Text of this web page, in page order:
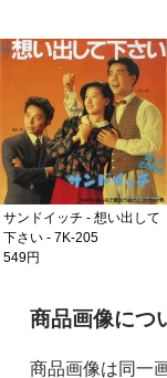
サンドイッチ - 想い出して
下さい - 7K-205
549円
ご購入前の
商品画像につ
商品画像は同一